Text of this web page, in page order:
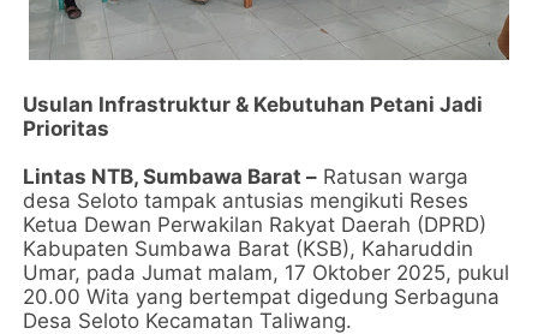
Usulan Infrastruktur & Kebutuhan Petani Jadi
Prioritas
Lintas NTB, Sumbawa Barat – Ratusan warga
desa Seloto tampak antusias mengikuti Reses
Ketua Dewan Perwakilan Rakyat Daerah (DPRD)
Kabupaten Sumbawa Barat (KSB), Kaharuddin
Umar, pada Jumat malam, 17 Oktober 2025, pukul
20.00 Wita yang bertempat digedung Serbaguna
Desa Seloto Kecamatan Taliwang.